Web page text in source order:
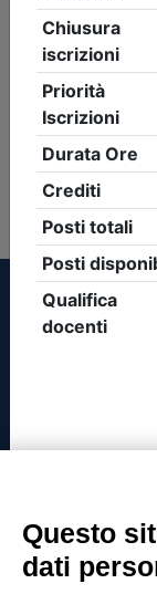
Esito della
Non è stato
parametri di
Piazzale
Società
P.IVA
Questo
dati